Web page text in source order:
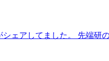
ェアしてました。 先端研